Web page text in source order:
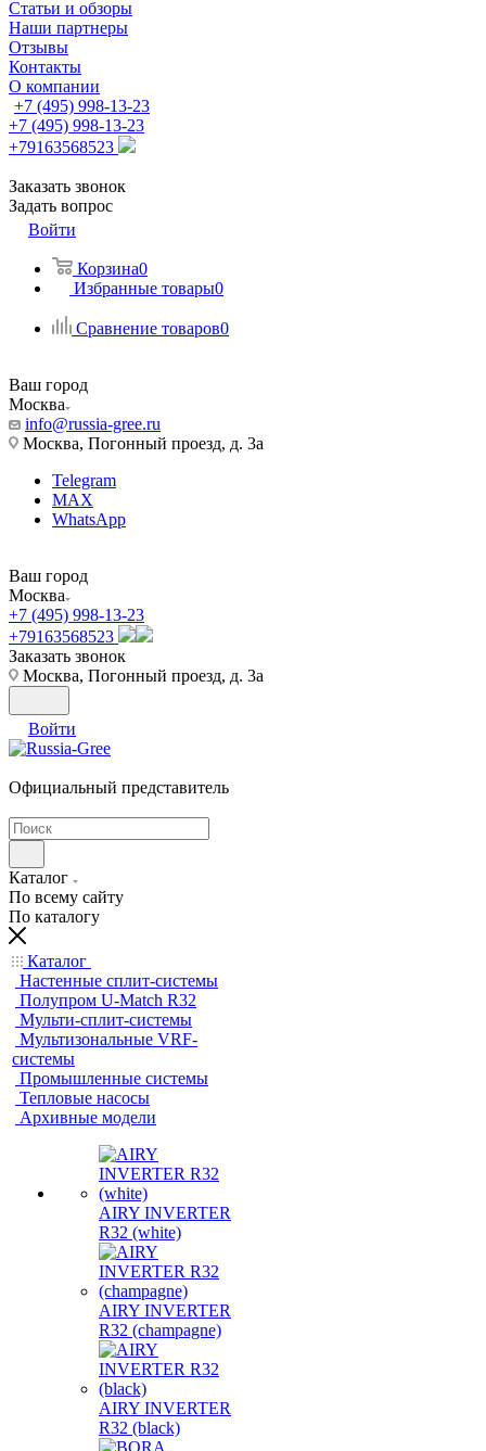
Статьи и обзоры
Наши партнеры
Отзывы
Контакты
О компании
+7 (495) 998-13-23
+7 (495) 998-13-23
+79163568523
Заказать звонок
Задать вопрос
Войти
Корзина0
Избранные товары0
Сравнение товаров0
Ваш город
Москва
info@russia-gree.ru
Москва, Погонный проезд, д. 3а
Telegram
MAX
WhatsApp
Ваш город
Москва
+7 (495) 998-13-23
+79163568523
Заказать звонок
Москва, Погонный проезд, д. 3а
Войти
Официальный представитель
Каталог
По всему сайту
По каталогу
Каталог
Настенные сплит-системы
Полупром U-Match R32
Мульти-сплит-системы
Мультизональные VRF-
системы
Промышленные системы
Тепловые насосы
Архивные модели
AIRY INVERTER
R32 (white)
AIRY INVERTER
R32 (champagne)
AIRY INVERTER
R32 (black)